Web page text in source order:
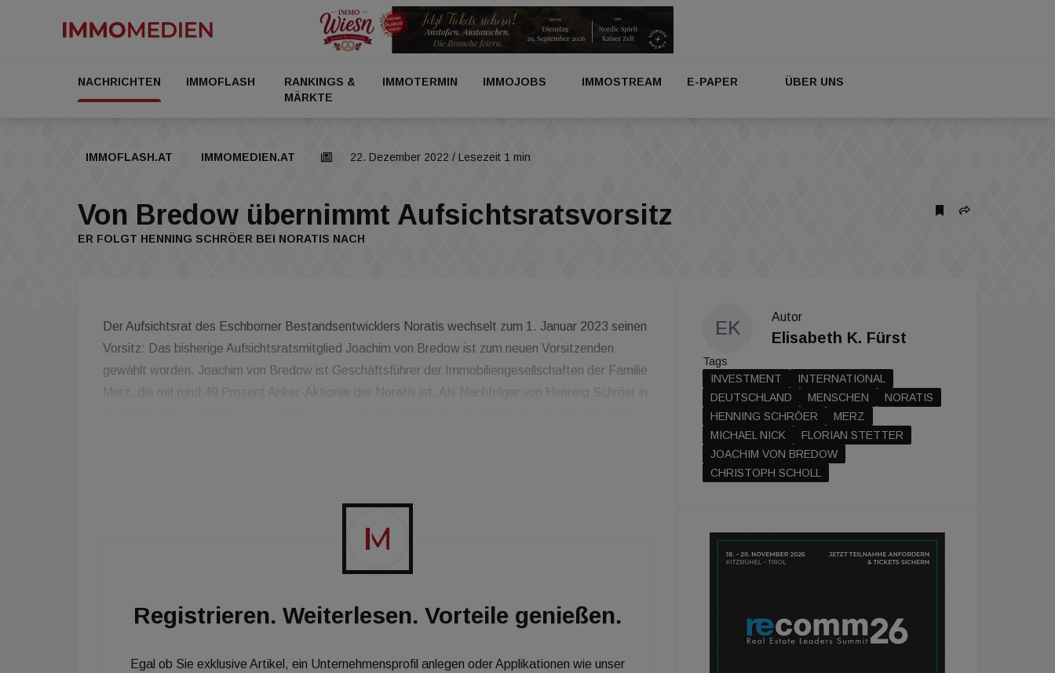
NACHRICHTEN IMMOFLASH
RANKINGS &
MÄRKTE
IMMOTERMIN IMMOJOBS IMMOSTREAM E-PAPER ÜBER UNS
IMMOFLASH.AT IMMOMEDIEN.AT 22. Dezember 2022 / Lesezeit 1 min
Von Bredow übernimmt Aufsichtsratsvorsitz
ER FOLGT HENNING SCHRÖER BEI NORATIS NACH
Der Aufsichtsrat des Eschborner Bestandsentwicklers Noratis wechselt zum 1. Januar 2023 seinen
Vorsitz: Das bisherige Aufsichtsratsmitglied Joachim von Bredow ist zum neuen Vorsitzenden
gewählt worden. Joachim von Bredow ist Geschäftsführer der Immobiliengesellschaften der Familie
Merz, die mit rund 49 Prozent Anker-Aktionär der Noratis ist. Als Nachfolger von Henning Schröer in
und Florian Stetter, der als stellvertretender Aufsichtsratsvorsitzender fungiert.
Registrieren. Weiterlesen. Vorteile genießen.
Egal ob Sie exklusive Artikel, ein Unternehmensprofil anlegen oder Applikationen wie unser
EK
Autor
Elisabeth K. Fürst
Tags
INVESTMENT
INTERNATIONAL
DEUTSCHLAND
MENSCHEN
NORATIS
HENNING SCHRÖER
MERZ
MICHAEL NICK
FLORIAN STETTER
JOACHIM VON BREDOW
CHRISTOPH SCHOLL